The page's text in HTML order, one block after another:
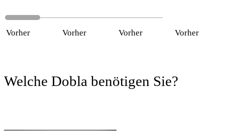
Vorher Vorher Vorher Vorher
Welche Dobla benötigen Sie?